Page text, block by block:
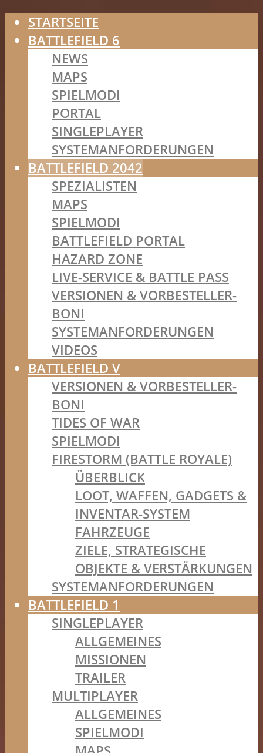
STARTSEITE
BATTLEFIELD 6
NEWS
MAPS
SPIELMODI
PORTAL
SINGLEPLAYER
SYSTEMANFORDERUNGEN
BATTLEFIELD 2042
SPEZIALISTEN
MAPS
SPIELMODI
BATTLEFIELD PORTAL
HAZARD ZONE
LIVE-SERVICE & BATTLE PASS
VERSIONEN & VORBESTELLER-
BONI
SYSTEMANFORDERUNGEN
VIDEOS
BATTLEFIELD V
VERSIONEN & VORBESTELLER-
BONI
TIDES OF WAR
SPIELMODI
FIRESTORM (BATTLE ROYALE)
ÜBERBLICK
LOOT, WAFFEN, GADGETS &
INVENTAR-SYSTEM
FAHRZEUGE
ZIELE, STRATEGISCHE
OBJEKTE & VERSTÄRKUNGEN
SYSTEMANFORDERUNGEN
BATTLEFIELD 1
SINGLEPLAYER
ALLGEMEINES
MISSIONEN
TRAILER
MULTIPLAYER
ALLGEMEINES
SPIELMODI